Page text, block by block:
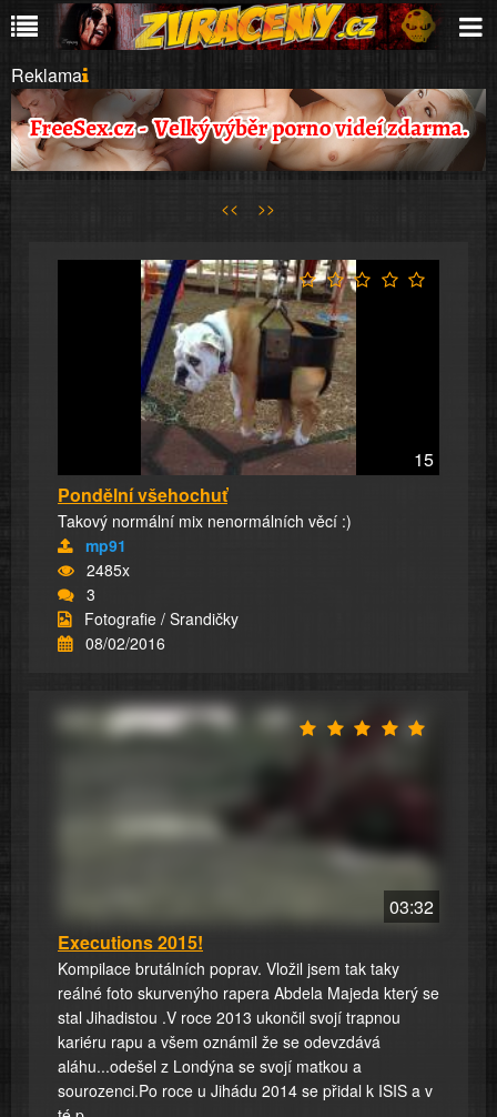
Reklama
<< >>
15
Pondělní všehochuť
Takový normální mix nenormálních věcí :)
mp91
2485x
3
Fotografie / Srandičky
08/02/2016
03:32
Executions 2015!
Kompilace brutálních poprav. Vložil jsem tak taky
reálné foto skurvenýho rapera Abdela Majeda který se
stal Jihadistou .V roce 2013 ukončil svojí trapnou
kariéru rapu a všem oznámil že se odevzdává
aláhu...odešel z Londýna se svojí matkou a
sourozenci.Po roce u Jihádu 2014 se přidal k ISIS a v